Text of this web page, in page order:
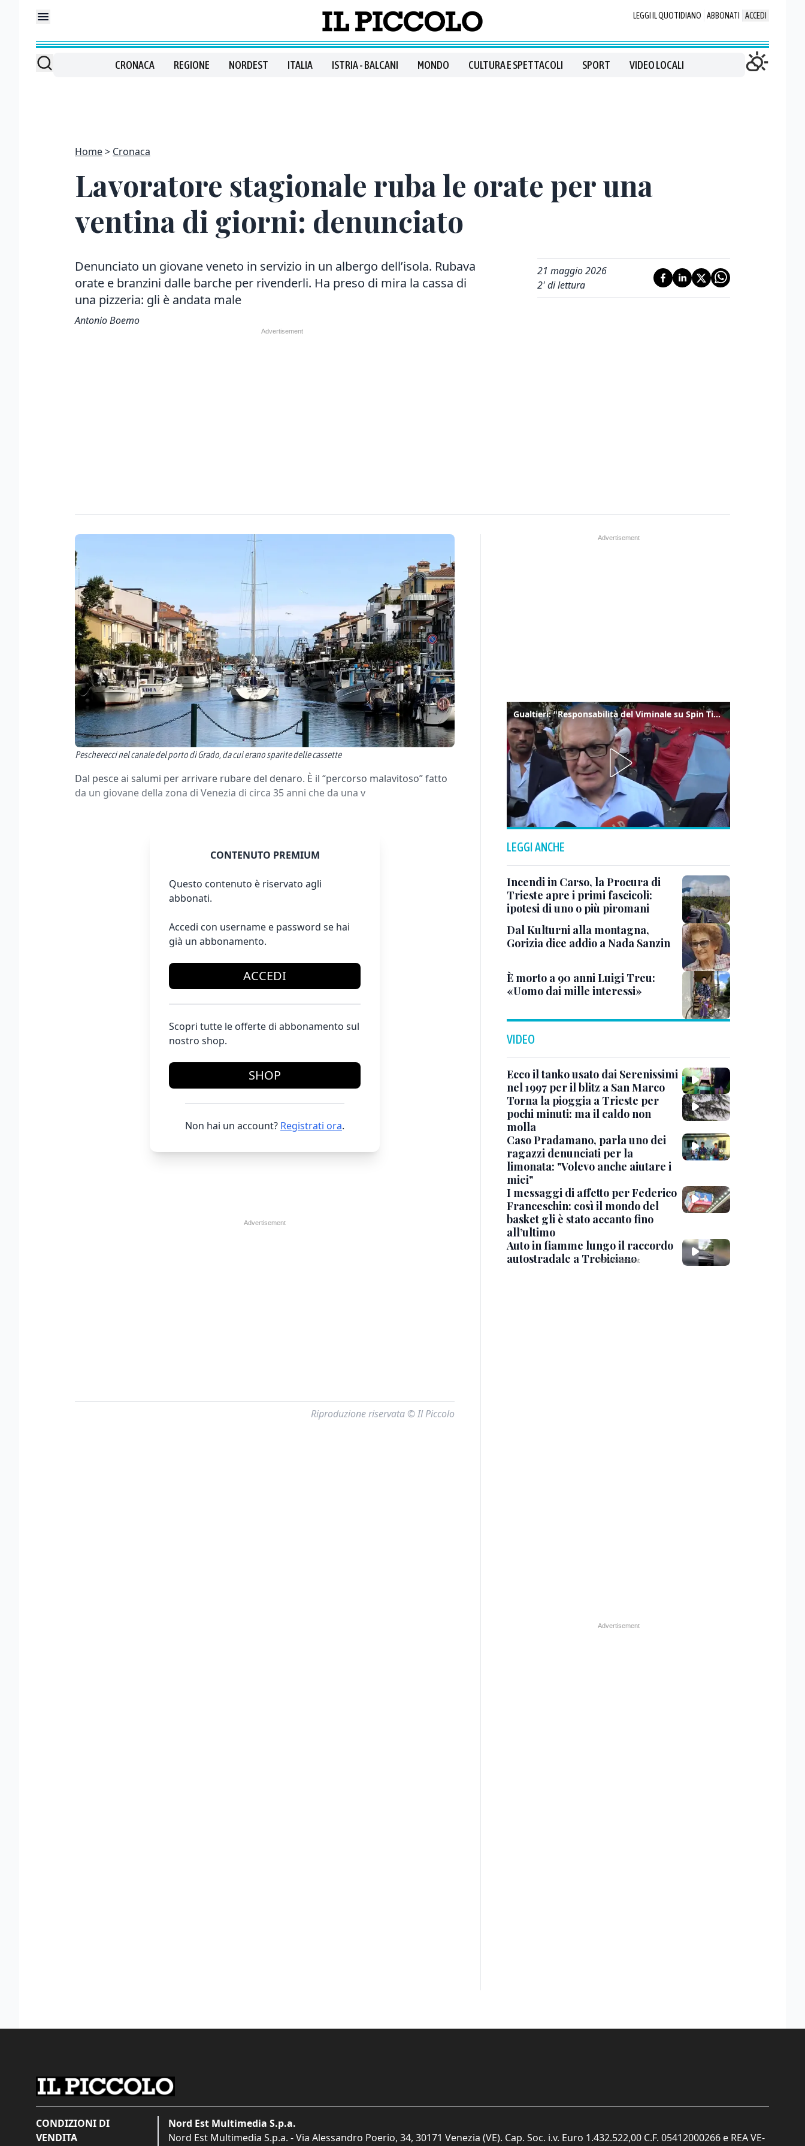
LEGGI IL QUOTIDIANO ABBONATI ACCEDI
CRONACA REGIONE NORDEST ITALIA ISTRIA - BALCANI MONDO CULTURA E SPETTACOLI SPORT VIDEO LOCALI
Home Cronaca
Lavoratore stagionale ruba le orate per una
ventina di giorni: denunciato
Denunciato un giovane veneto in servizio in un albergo dell’isola. Rubava
orate e branzini dalle barche per rivenderli. Ha preso di mira la cassa di
una pizzeria: gli è andata male
Antonio Boemo
21 maggio 2026
2' di lettura
Pescherecci nel canale del porto di Grado, da cui erano sparite delle cassette
Dal pesce ai salumi per arrivare rubare del denaro. È il “percorso malavitoso” fatto
da un giovane della zona di Venezia di circa 35 anni che da una v
CONTENUTO PREMIUM
Questo contenuto è riservato agli
abbonati.
Accedi con username e password se hai
già un abbonamento.
ACCEDI
Scopri tutte le offerte di abbonamento sul
nostro shop.
SHOP
Non hai un account? Registrati ora.
Riproduzione riservata © Il Piccolo
Gualtieri: "Responsabilità del Viminale su Spin Time? La posizione dei partiti è nota"
LEGGI ANCHE
Incendi in Carso, la Procura di
Trieste apre i primi fascicoli:
ipotesi di uno o più piromani
Dal Kulturni alla montagna,
Gorizia dice addio a Nada Sanzin
È morto a 90 anni Luigi Treu:
«Uomo dai mille interessi»
VIDEO
Ecco il tanko usato dai Serenissimi
nel 1997 per il blitz a San Marco
Torna la pioggia a Trieste per
pochi minuti: ma il caldo non
molla
Caso Pradamano, parla uno dei
ragazzi denunciati per la
limonata: "Volevo anche aiutare i
miei"
I messaggi di affetto per Federico
Franceschin: così il mondo del
basket gli è stato accanto fino
all’ultimo
Auto in fiamme lungo il raccordo
autostradale a Trebiciano
CONDIZIONI DI
VENDITA
Nord Est Multimedia S.p.a.
Nord Est Multimedia S.p.a. - Via Alessandro Poerio, 34, 30171 Venezia (VE). Cap. Soc. i.v. Euro 1.432.522,00 C.F. 05412000266 e REA VE-